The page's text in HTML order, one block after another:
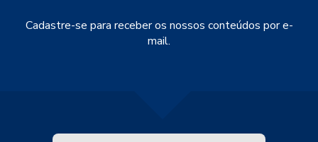
Cadastre-se para receber os nossos conteúdos por e-
mail.